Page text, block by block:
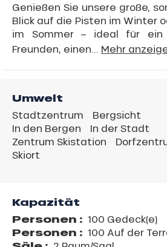
Genießen Sie unsere große,
Blick auf die Pisten im Winter
im Sommer – ideal für ein
Freunden, einen... Mehr
Umwelt
Stadtzentrum
Bergsicht
In den Bergen
In der Stadt
Zentrum Skistation
Skiort
Kapazität
Personen : 100 Gedeck(e)
Personen : 100 Auf der